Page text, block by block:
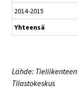
2014-2015
Yhteensä
Lähde:
Tilastokeskus